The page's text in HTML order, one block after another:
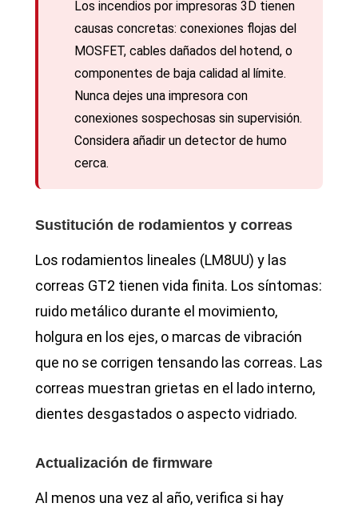
Los incendios por impresoras 3D tienen
causas concretas: conexiones flojas del
MOSFET, cables dañados del hotend, o
componentes de baja calidad al límite.
Nunca dejes una impresora con
conexiones sospechosas sin supervisión.
Considera añadir un detector de humo
cerca.
Sustitución de rodamientos y correas
Los rodamientos lineales (LM8UU) y las
correas GT2 tienen vida finita. Los síntomas:
ruido metálico durante el movimiento,
holgura en los ejes, o marcas de vibración
que no se corrigen tensando las correas. Las
correas muestran grietas en el lado interno,
dientes desgastados o aspecto vidriado.
Actualización de firmware
Al menos una vez al año, verifica si hay